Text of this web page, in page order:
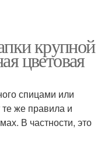
крупной
цветовая
спицами или
же правила и
В частности, это